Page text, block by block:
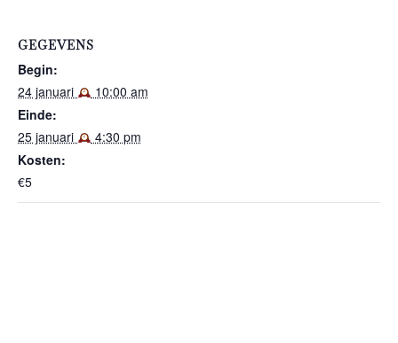
GEGEVENS
Begin:
24 januari
10:00 am
Einde:
25 januari
4:30 pm
Kosten:
€5